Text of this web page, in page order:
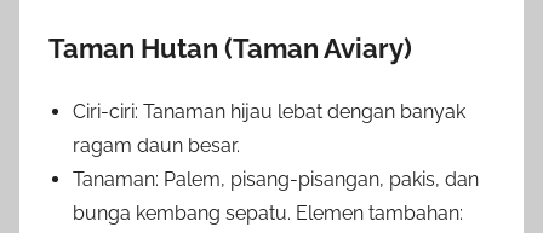
Taman Hutan (Taman Aviary)
Ciri-ciri: Tanaman hijau lebat dengan banyak
ragam daun besar.
Tanaman: Palem, pisang-pisangan, pakis, dan
bunga kembang sepatu. Elemen tambahan: